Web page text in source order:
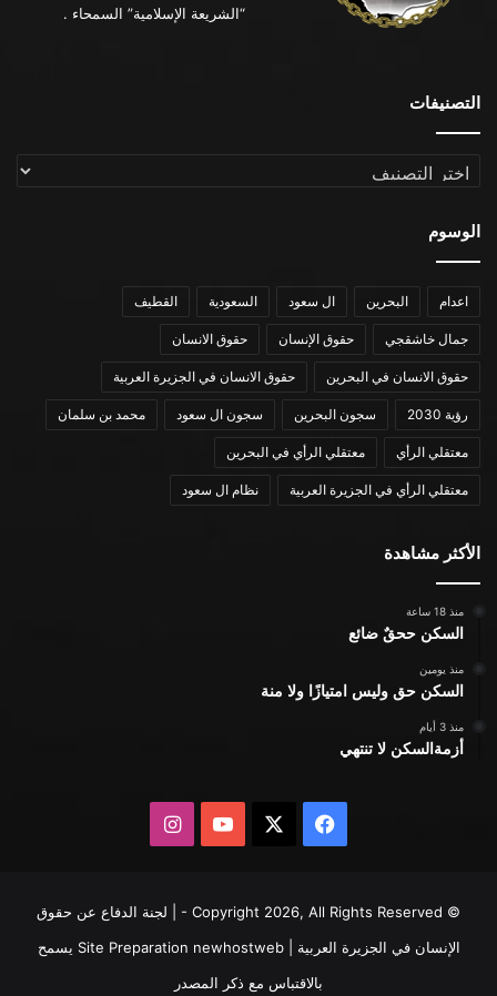
“الشريعة الإسلامية” السمحاء .
التصنيفات
التصنيفات
الوسوم
اعدام البحرين ال سعود السعودية القطيف
جمال خاشقجي حقوق الإنسان حقوق الانسان
حقوق الانسان في البحرين حقوق الانسان في الجزيرة العربية
رؤية 2030 سجون البحرين سجون ال سعود محمد بن سلمان
معتقلي الرأي معتقلي الرأي في البحرين
معتقلي الرأي في الجزيرة العربية نظام ال سعود
الأكثر مشاهدة
منذ 18 ساعة
السكن ححقٌ ضائع
منذ يومين
السكن حق وليس امتيازًا ولا منة
منذ 3 أيام
أزمةالسكن لا تنتهي
فيسبوك يوتيوبانستقرام
© Copyright 2026, All Rights Reserved - | لجنة الدفاع عن حقوق
الإنسان في الجزيرة العربية | Site Preparationnewhostweb
يسمح
بالاقتباس مع ذكر المصدر